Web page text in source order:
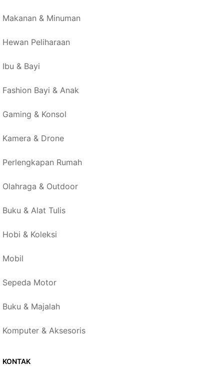
Makanan & Minuman
Hewan Peliharaan
Ibu & Bayi
Fashion Bayi & Anak
Gaming & Konsol
Kamera & Drone
Perlengkapan Rumah
Olahraga & Outdoor
Buku & Alat Tulis
Hobi & Koleksi
Mobil
Sepeda Motor
Buku & Majalah
Komputer & Aksesoris
KONTAK